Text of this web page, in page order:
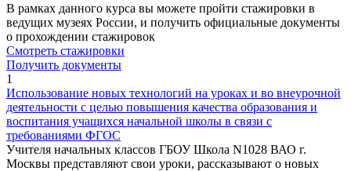
В рамках данного курса вы можете пройти стажировки в
ведущих музеях России, и получить официальные документы
о прохождении стажировок
Смотреть стажировки
Получить документы
1
Использование новых технологий на уроках и во внеурочной
деятельности с целью повышения качества образования и
воспитания учащихся начальной школы в связи с
требованиями ФГОС
Учителя начальных классов ГБОУ Школа N1028 ВАО г.
Москвы представляют свои уроки, рассказывают о новых